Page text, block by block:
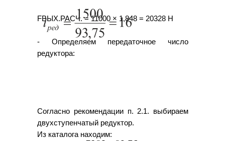
FВЫХ.РАСЧ. = 11000 × 1,848 = 20328 Н
- Определяем передаточное число
редуктора:
Согласно рекомендации п. 2.1. выбираем
двухступенчатый редуктор.
Из каталога находим: